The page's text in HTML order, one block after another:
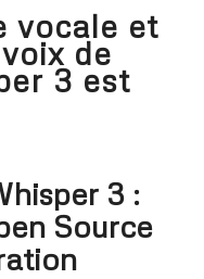
vocale et
de
3 est
3 :
Source